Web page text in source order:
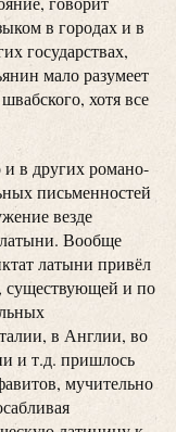
в городах и в
государствах,
мало разумеет
хотя все
и в других романо-
письменностей
везде
латыни. Вообще
латыни привёл
существующей и по
в Англии, во
и т.д. пришлось
мучительно